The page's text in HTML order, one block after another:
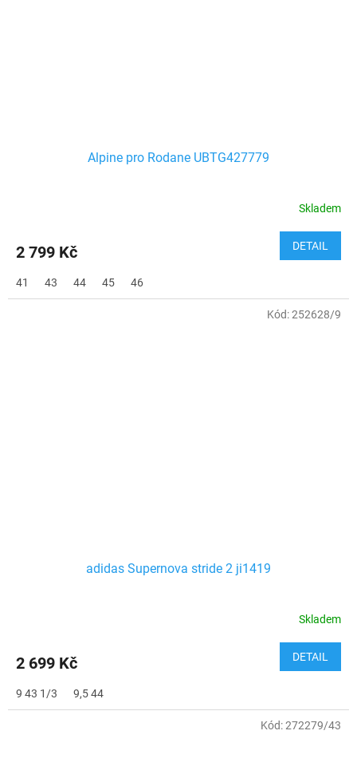
Alpine pro Rodane UBTG427779
Skladem
2 799 Kč DETAIL
41 43 44 45 46
adidas Supernova stride 2 ji1419
Skladem
2 699 Kč DETAIL
9 43 1/3 9,5 44
Kód:252628/9
Kód:272279/43